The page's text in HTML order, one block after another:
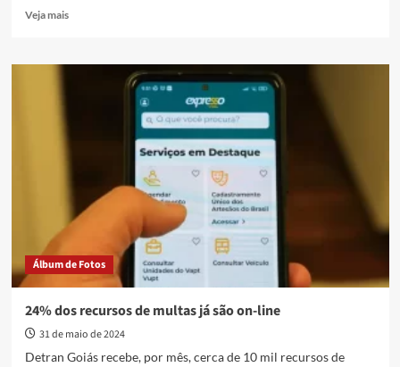
Veja maisRead
Meu
posse
de
mais
700
famílias
Álbum de Fotos
24% dos recursos de multas já são on-line
31 de maio de 2024
Detran Goiás recebe, por mês, cerca de 10 mil recursos de